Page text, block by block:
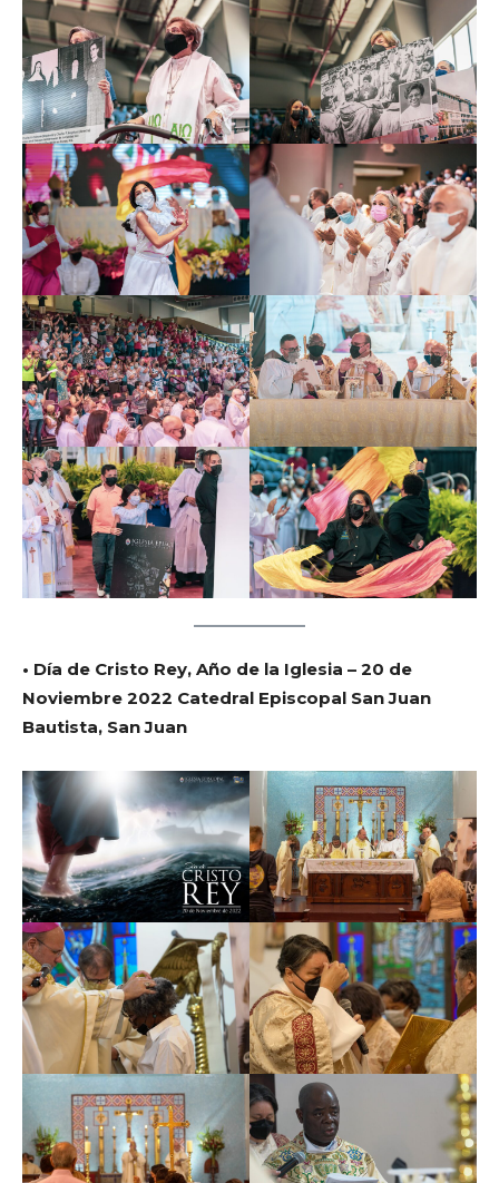
• Día de Cristo Rey, Año de la Iglesia – 20 de
Noviembre 2022 Catedral Episcopal San Juan
Bautista, San Juan